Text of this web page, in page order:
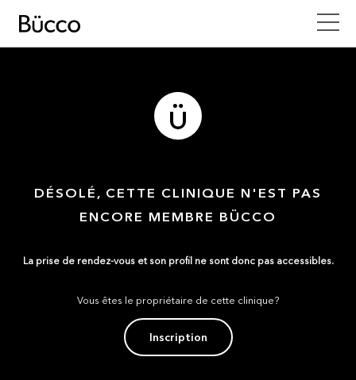
DÉSOLÉ, CETTE CLINIQUE N'EST PAS
ENCORE MEMBRE BÜCCO
La prise de rendez-vous et son profil ne sont donc pas accessibles.
Vous êtes le propriétaire de cette clinique?
Inscription